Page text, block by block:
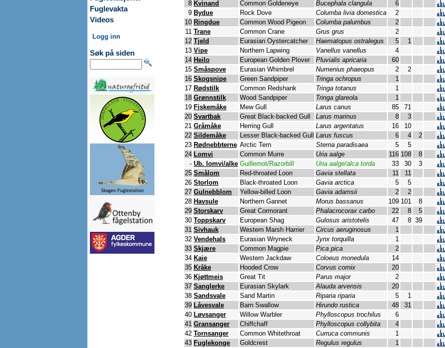
Fuglevakta
Videos
Logg inn
Søk på siden
8 Kvinand Common Goldeneye Bucephala clangula
6
9 Bydue Rock Dove Columba livia domestica
2
10 Ringdue Common Wood Pigeon Columba palumbus
2
11 Trane Common Crane Grus grus
2
12 Tjeld Eurasian Oystercatcher Haematopus ostralegus 5
1
13 Vipe Northern Lapwing Vanellus vanellus
4
14 Heilo European Golden Plover Pluvialis apricaria
60
15 Småspove Eurasian Whimbrel Numenius phaeopus 2
2
16 Skogsnipe Green Sandpiper Tringa ochropus
1
17 Rødstilk Common Redshank Tringa totanus
1
18 Grønnstilk Wood Sandpiper Tringa glareola
1
19 Fiskemåke Mew Gull Larus canus 85
71
20 Svartbak Great Black-backed Gull Larus marinus 8
3
21 Gråmåke Herring Gull Larus argentatus 16
10
22 Sildemåke Lesser Black-backed Gull Larus fuscus 6 4
2
23 Rødnebbterne Arctic Tern Sterna paradisaea 5
5
24 Lomvi Common Murre Uria aalge 116 108
8
- Ub. lomvi/alke Guillemot/Razorbill Uria aalge/alca torda 33 30
3
25 Smålom Red-throated Loon Gavia stellata 11
11
26 Storlom Black-throated Loon Gavia arctica 5
5
27 Gulnebblom Yellow-billed Loon Gavia adamsii 2
2
28 Havsule Northern Gannet Morus bassanus 109 101
8
29 Storskarv Great Cormorant Phalacrocorax carbo 22 8
5
30 Toppskarv European Shag Gulosus aristotelis 47 8 39
31 Sivhauk Western Marsh Harrier Circus aeruginosus
1
32 Vendehals Eurasian Wryneck Jynx torquilla
1
33 Skjære Common Magpie Pica pica
2
34 Kaie Western Jackdaw Coloeus monedula
14
35 Kråke Hooded Crow Corvus cornix
20
36 Kjøttmeis Great Tit Parus major
2
37 Sanglerke Eurasian Skylark Alauda arvensis
20
38 Sandsvale Sand Martin Riparia riparia 5
1
39 Låvesvale Barn Swallow Hirundo rustica 48
31
40 Løvsanger Willow Warbler Phylloscopus trochilus
6
41 Gransanger Chiffchaff Phylloscopus collybita
4
42 Tornsanger Common Whitethroat Curruca communis
1
43 Fuglekonge Goldcrest Regulus regulus
1